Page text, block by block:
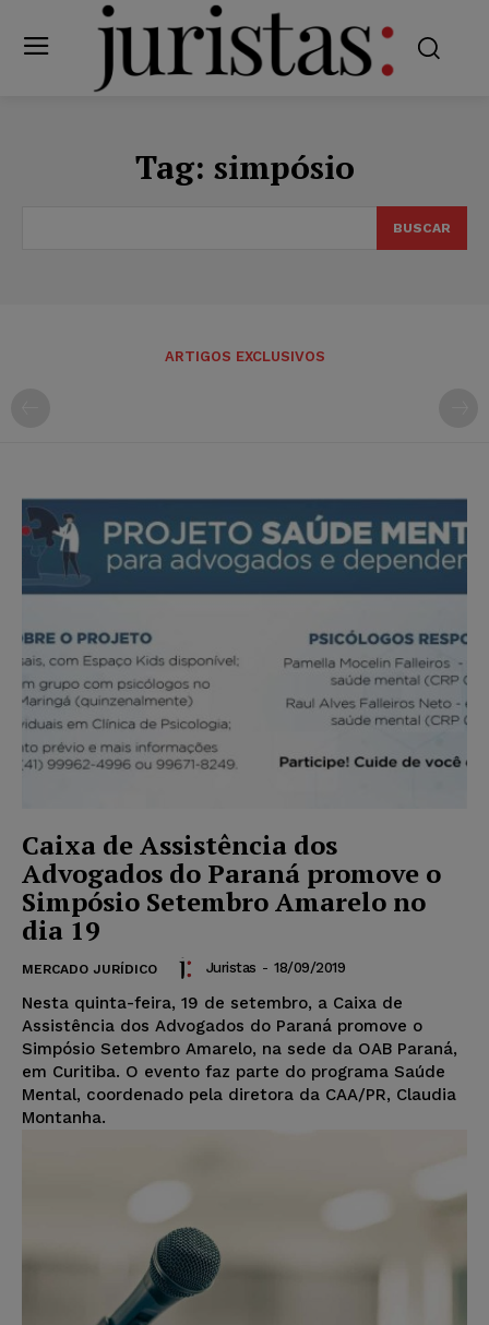
Tag: simpósio
BUSCAR
ARTIGOS EXCLUSIVOS
Caixa de Assistência dos
Advogados do Paraná promove o
Simpósio Setembro Amarelo no
dia 19
MERCADO JURÍDICO Juristas - 18/09/2019
Nesta quinta-feira, 19 de setembro, a Caixa de
Assistência dos Advogados do Paraná promove o
Simpósio Setembro Amarelo, na sede da OAB Paraná,
em Curitiba. O evento faz parte do programa Saúde
Mental, coordenado pela diretora da CAA/PR, Claudia
Montanha.